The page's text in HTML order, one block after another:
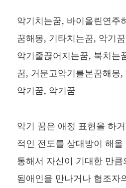
악기치는꿈, 바이올린연주
꿈해몽, 기타치는꿈, 악기
악기줄끊어지는꿈, 북치는
꿈, 거문고악기를본꿈해몽
악기꿈, 악기꿈
악기 꿈은 애정 표현을 하
적인 전도를 상대방이 해
통해서 자신이 기대한 만
됨애인을 만나거나 협조자